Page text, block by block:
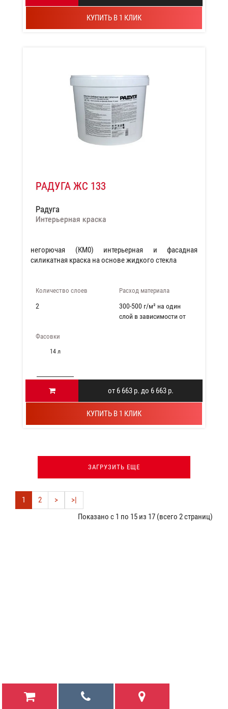
КУПИТЬ В 1 КЛИК
РАДУГА ЖС 133
Радуга
Интерьерная краска
негорючая (КМ0) интерьерная и фасадная
силикатная краска на основе жидкого стекла
Количество слоев
2
Расход материала
300-500 г/м² на один
слой в завиcимости от
Фасовки
14 л
от 6 663 р. до 6 663 р.
КУПИТЬ В 1 КЛИК
ЗАГРУЗИТЬ ЕЩЕ
1 2 >
>|
Показано с 1 по 15 из 17 (всего 2 страниц)